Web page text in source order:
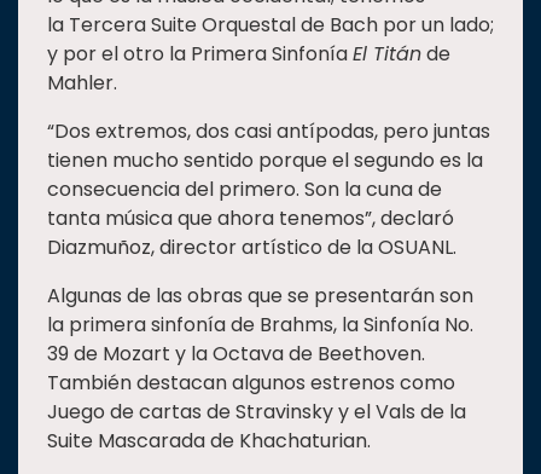
la Tercera Suite Orquestal de Bach por un lado;
y por el otro la Primera SinfoníaEl Titánde
Mahler.
“Dos extremos, dos casi antípodas, pero juntas
tienen mucho sentido porque el segundo es la
consecuencia del primero. Son la cuna de
tanta música que ahora tenemos”, declaró
Diazmuñoz, director artístico de la OSUANL.
Algunas de las obras que se presentarán son
la primera sinfonía de Brahms, la Sinfonía No.
39 de Mozart y la Octava de Beethoven.
También destacan algunos estrenos como
Juego de cartas de Stravinsky y el Vals de la
Suite Mascarada de Khachaturian.